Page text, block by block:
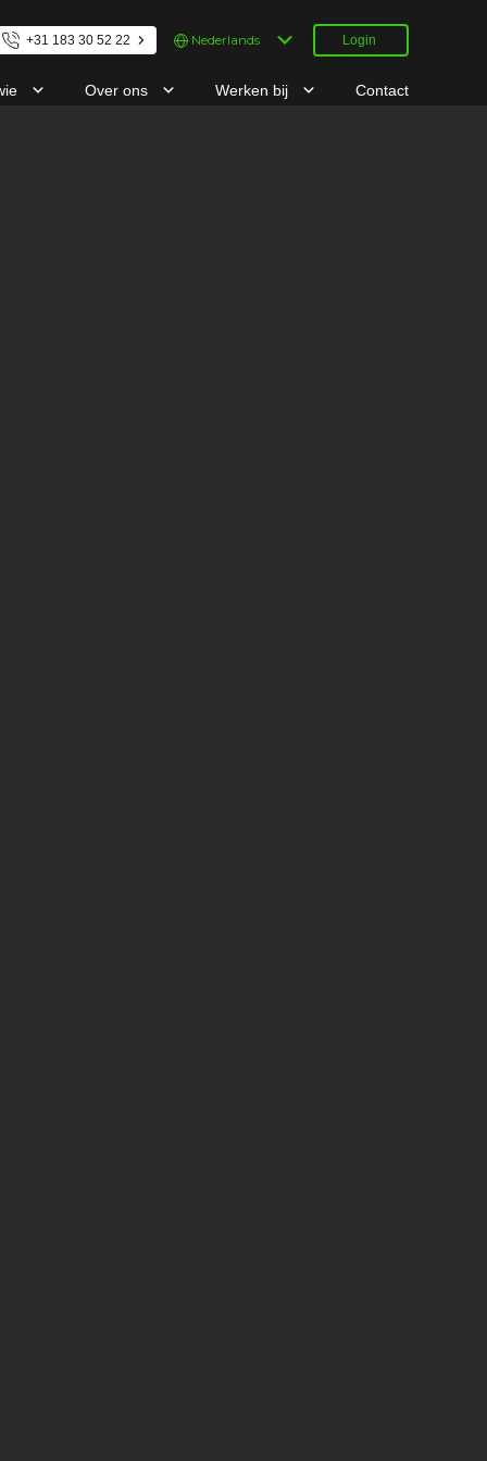
+31 183 30 52 22
Kies
een
Login
Over ons Werken bij Contact